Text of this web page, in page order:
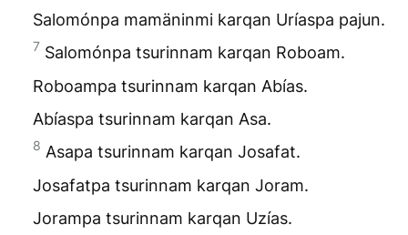
Salomónpa mamäninmi karqan Uríaspa pajun.
7 Salomónpa tsurinnam karqan Roboam.
Roboampa tsurinnam karqan Abías.
Abíaspa tsurinnam karqan Asa.
8 Asapa tsurinnam karqan Josafat.
Josafatpa tsurinnam karqan Joram.
Jorampa tsurinnam karqan Uzías.